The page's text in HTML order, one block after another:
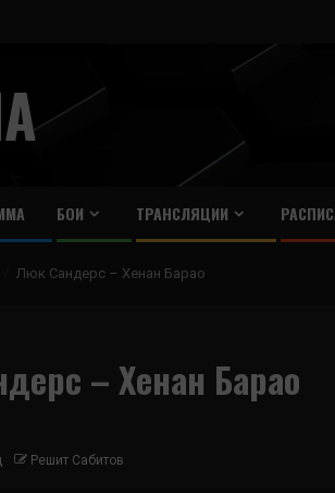
БОИ ТРАНСЛЯЦИИ
Люк Сандерс – Хенан Барао
– Хенан Барао
Решит Сабитов